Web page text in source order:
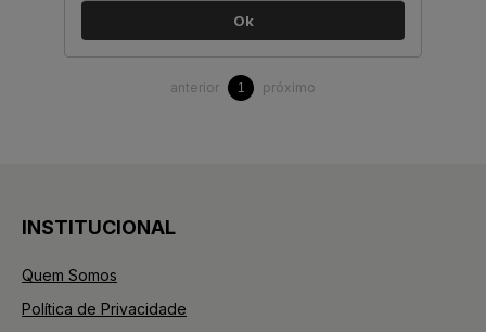
Ok
anterior 1 próximo
INSTITUCIONAL
Quem Somos
Política de Privacidade